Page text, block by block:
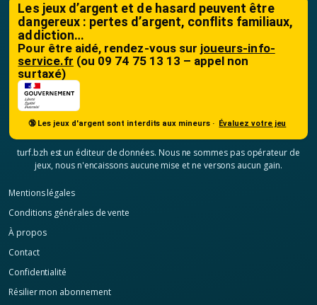
Les jeux d’argent et de hasard peuvent être
dangereux : pertes d’argent, conflits familiaux,
addiction…
Pour être aidé, rendez-vous sur joueurs-info-
service.fr (ou 09 74 75 13 13 – appel non
surtaxé)
🔞 Les jeux d'argent sont interdits aux mineurs · Évaluez votre jeu
turf.bzh est un éditeur de données. Nous ne sommes pas opérateur de
jeux, nous n'encaissons aucune mise et ne versons aucun gain.
Mentions légales
Conditions générales de vente
À propos
Contact
Confidentialité
Résilier mon abonnement